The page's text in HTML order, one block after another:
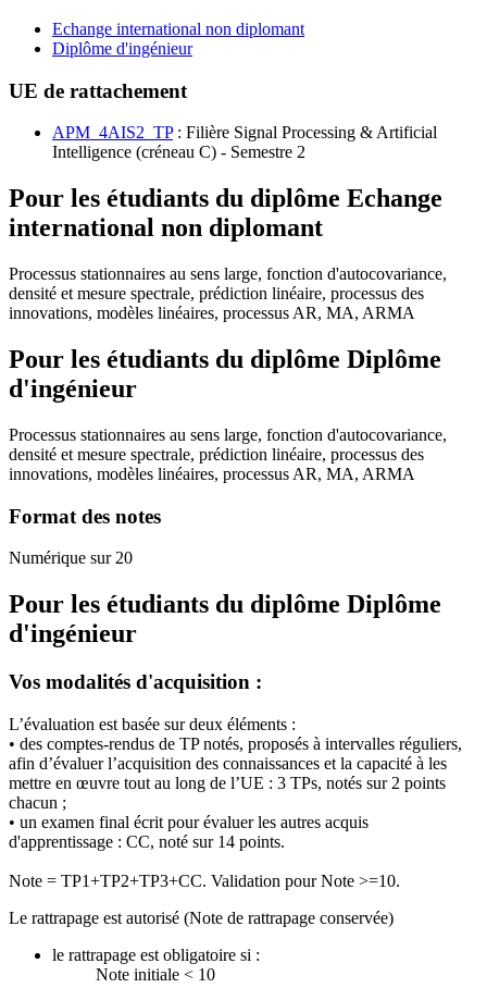
Echange international non diplomant
Diplôme d'ingénieur
UE de rattachement
APM_4AIS2_TP: Filière Signal Processing & Artificial
Intelligence (créneau C) - Semestre 2
Pour les étudiants du diplôme Echange
international non diplomant
Processus stationnaires au sens large, fonction d'autocovariance,
densité et mesure spectrale, prédiction linéaire, processus des
innovations, modèles linéaires, processus AR, MA, ARMA
Pour les étudiants du diplôme Diplôme
d'ingénieur
Processus stationnaires au sens large, fonction d'autocovariance,
densité et mesure spectrale, prédiction linéaire, processus des
innovations, modèles linéaires, processus AR, MA, ARMA
Format des notes
Numérique sur 20
Pour les étudiants du diplôme Diplôme
d'ingénieur
Vos modalités d'acquisition :
L’évaluation est basée sur deux éléments :
• des comptes-rendus de TP notés, proposés à intervalles réguliers,
afin d’évaluer l’acquisition des connaissances et la capacité à les
mettre en œuvre tout au long de l’UE : 3 TPs, notés sur 2 points
chacun ;
• un examen final écrit pour évaluer les autres acquis
d'apprentissage : CC, noté sur 14 points.
Note = TP1+TP2+TP3+CC. Validation pour Note >=10.
Le rattrapage est autorisé (Note de rattrapage conservée)
le rattrapage est obligatoire si :
Note initiale < 10